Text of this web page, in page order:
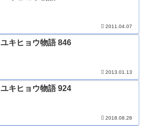
2011.04.07
ユキヒョウ物語 846
2013.01.13
ユキヒョウ物語 924
2018.08.28